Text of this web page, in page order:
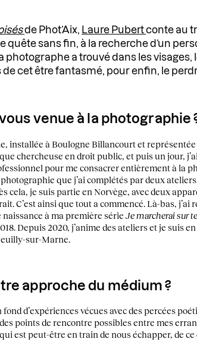
de Phot’Aix, Laure Pubertconte au
quête sans fin, à la recherche d’un
photographe a trouvé dans les visages,
cet être fantasmé, pour enfin, le
venue à la photographie
installée à Boulogne Billancourt et représentée
chercheuse en droit public, et puis un jour,
pour me consacrer entièrement à la
que j’ai complétés par deux
cela, je suis partie en Norvège, avec deux
C’est ainsi que tout a commencé. Là-bas, j’ai
naissance à ma première sérieJe marcherai sur
Depuis 2020, j’anime des ateliers et je suis
sur-Marne.
approche du médium ?
d’expériences vécues avec des percées
points de rencontre possibles entre mes
est peut-être en train de nous échapper, de